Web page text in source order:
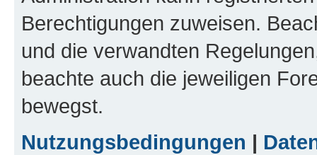
Berechtigungen zuweisen.
und die verwandten
beachte auch die jeweiligen
bewegst.
Nutzungsbedingungen |